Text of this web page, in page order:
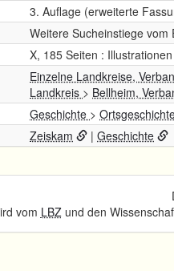
3. Auflage (erweiterte
Weitere Sucheinstiege
X, 185 Seiten : Illustrationen
Einzelne Landkreise,
Landkreis > Bellheim,
Geschichte >
Zeiskam | Geschichte
vom LBZund den